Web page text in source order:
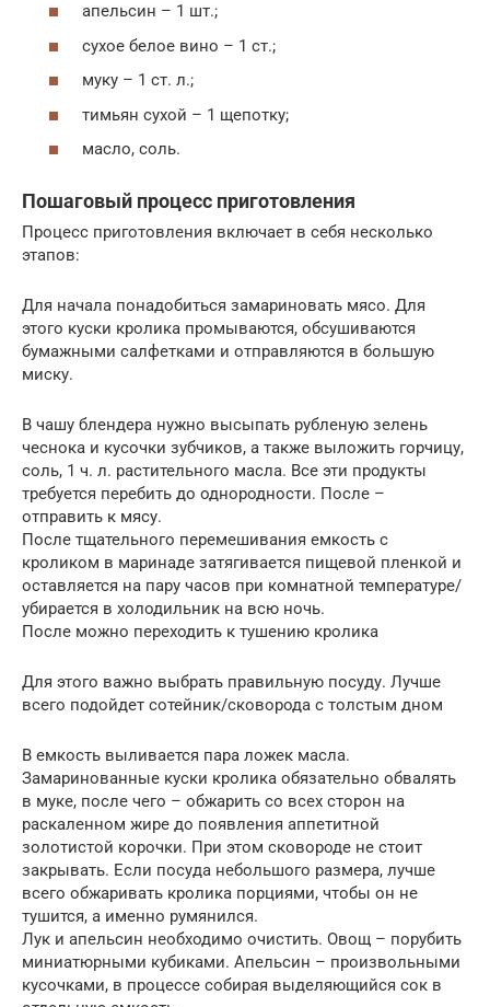
апельсин – 1 шт.;
сухое белое вино – 1 ст.;
муку – 1 ст. л.;
тимьян сухой – 1 щепотку;
масло, соль.
Пошаговый процесс приготовления
Процесс приготовления включает в себя несколько
этапов:
Для начала понадобиться замариновать мясо. Для
этого куски кролика промываются, обсушиваются
бумажными салфетками и отправляются в большую
миску.
В чашу блендера нужно высыпать рубленую зелень
чеснока и кусочки зубчиков, а также выложить горчицу,
соль, 1 ч. л. растительного масла. Все эти продукты
требуется перебить до однородности. После –
отправить к мясу.
После тщательного перемешивания емкость с
кроликом в маринаде затягивается пищевой пленкой и
оставляется на пару часов при комнатной температуре/
убирается в холодильник на всю ночь.
После можно переходить к тушению кролика
Для этого важно выбрать правильную посуду. Лучше
всего подойдет сотейник/сковорода с толстым дном
В емкость выливается пара ложек масла.
Замаринованные куски кролика обязательно обвалять
в муке, после чего – обжарить со всех сторон на
раскаленном жире до появления аппетитной
золотистой корочки. При этом сковороде не стоит
закрывать. Если посуда небольшого размера, лучше
всего обжаривать кролика порциями, чтобы он не
тушится, а именно румянился.
Лук и апельсин необходимо очистить. Овощ – порубить
миниатюрными кубиками. Апельсин – произвольными
кусочками, в процессе собирая выделяющийся сок в